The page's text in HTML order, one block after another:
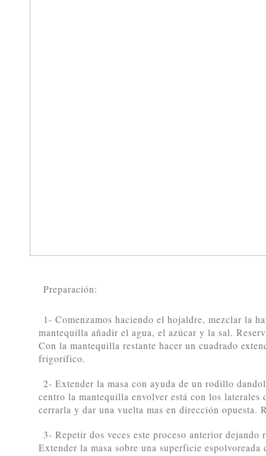
Preparación:
1- Comenzamos haciendo el hojaldre, mezclar la
mantequilla añadir el agua, el azúcar y la sal.
Con la mantequilla restante hacer un cuadrado
frigorífico.
2- Extender la masa con ayuda de un rodillo
centro la mantequilla envolver está con los
cerrarla y dar una vuelta mas en dirección
3- Repetir dos veces este proceso anterior
Extender la masa sobre una superficie